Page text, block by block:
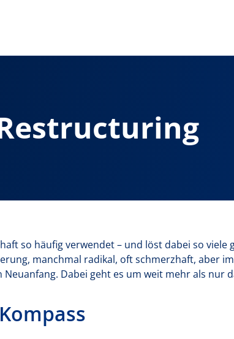
so häufig verwendet – und löst dabei so viele
manchmal radikal, oft schmerzhaft, aber
Dabei geht es um weit mehr als nur